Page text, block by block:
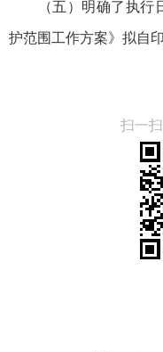
（五）明确了执行
护范围工作方案》拟自
扫一